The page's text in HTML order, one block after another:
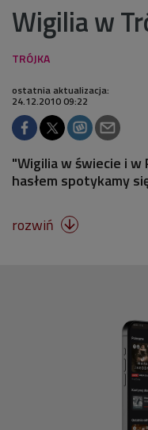
Wigilia w
ostatnia aktualizacja:
24.12.2010 09:22
"Wigilia w świecie i
hasłem spotykamy
rozwiń 